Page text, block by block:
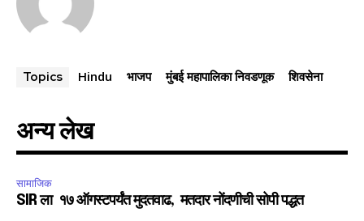
Topics Hindu भाजप मुंबई महापालिका निवडणूक शिवसेना
अन्य लेख
सामाजिक
SIR ला १७ ऑगस्टपर्यंत मुदतवाढ, मतदार नोंदणीची सोपी पद्धत